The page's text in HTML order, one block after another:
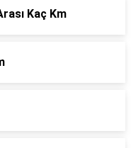
Kaç Km